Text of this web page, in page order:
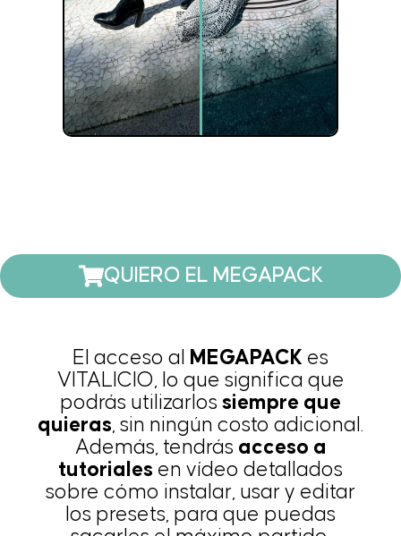
QUIERO EL MEGAPACK
El acceso al MEGAPACK es
VITALICIO, lo que significa que
podrás utilizarlos siempre que
quieras, sin ningún costo adicional.
Además, tendrás acceso a
tutoriales en vídeo detallados
sobre cómo instalar, usar y editar
los presets, para que puedas